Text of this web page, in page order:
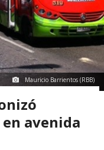
Mauricio Barrientos (RBB)
avenida